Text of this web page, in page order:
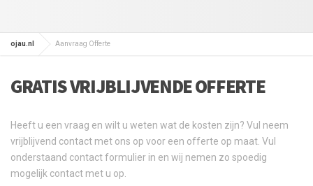
ojau.nl Aanvraag Offerte
GRATIS VRIJBLIJVENDE OFFERTE
Heeft u een vraag en wilt u weten wat de kosten zijn? Vul neem
vrijblijvend contact met ons op voor een offerte op maat. Vul
onderstaand contact formulier in en wij nemen zo spoedig
mogelijk contact met u op.